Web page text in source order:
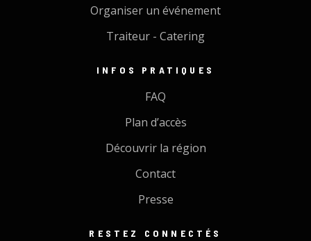
Organiser un événement
Traiteur - Catering
INFOS PRATIQUES
FAQ
Plan d’accès
Découvrir la région
Contact
Presse
RESTEZ CONNECTÉS